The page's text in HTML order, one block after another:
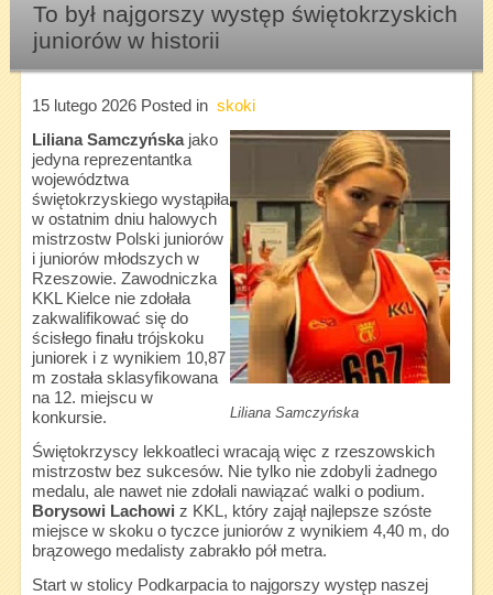
To był najgorszy występ świętokrzyskich
juniorów w historii
15 lutego 2026Posted in skoki
Liliana Samczyńska
Liliana Samczyńskajako
jedyna reprezentantka
województwa
świętokrzyskiego wystąpiła
w ostatnim dniu halowych
mistrzostw Polski juniorów
i juniorów młodszych w
Rzeszowie. Zawodniczka
KKL Kielce nie zdołała
zakwalifikować się do
ścisłego finału trójskoku
juniorek i z wynikiem 10,87
m została sklasyfikowana
na 12. miejscu w
konkursie.
Świętokrzyscy lekkoatleci wracają więc z rzeszowskich
mistrzostw bez sukcesów. Nie tylko nie zdobyli żadnego
medalu, ale nawet nie zdołali nawiązać walki o podium.
Borysowi Lachowi z KKL, który zajął najlepsze szóste
miejsce w skoku o tyczce juniorów z wynikiem 4,40 m, do
brązowego medalisty zabrakło pół metra.
Start w stolicy Podkarpacia to najgorszy występ naszej